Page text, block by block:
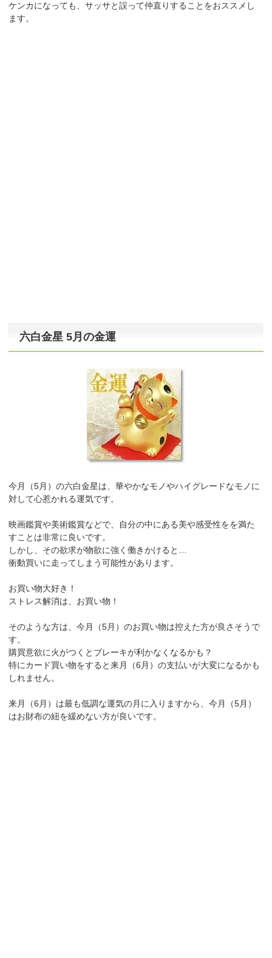
ケンカになっても、サッサと誤って仲直りすることをおススメし
ます。
六白金星 5月の金運
今月（5月）の六白金星は、華やかなモノやハイグレードなモノに
対して心惹かれる運気です。
映画鑑賞や美術鑑賞などで、自分の中にある美や感受性をを満た
すことは非常に良いです。
しかし、その欲求が物欲に強く働きかけると…
衝動買いに走ってしまう可能性があります。
お買い物大好き！
ストレス解消は、お買い物！
そのような方は、今月（5月）のお買い物は控えた方が良さそうで
す。
購買意欲に火がつくとブレーキが利かなくなるかも？
特にカード買い物をすると来月（6月）の支払いが大変になるかも
しれません。
来月（6月）は最も低調な運気の月に入りますから、今月（5月）
はお財布の紐を緩めない方が良いです。